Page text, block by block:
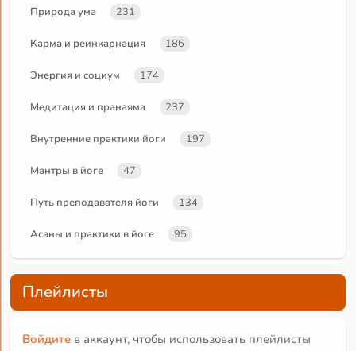
Природа ума 231
Карма и реинкарнация 186
Энергия и социум 174
Медитация и пранаяма 237
Внутренние практики йоги 197
Мантры в йоге 47
Путь преподавателя йоги 134
Асаны и практики в йоге 95
Плейлисты
Войдите в аккаунт, чтобы использовать плейлисты